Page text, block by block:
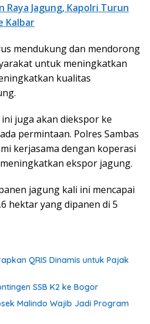
Raya Jagung, Kapolri Turun
Kalbar
mendukung dan mendorong
untuk meningkatkan
kualitas
juga akan diekspor ke
permintaan. Polres Sambas
kerjasama dengan koperasi
ekspor jagung.
jagung kali ini mencapai
hektar yang dipanen di 5
QRIS Dinamis untuk Pajak
SSB K2 ke Bogor
Malindo Wajib Jadi Program